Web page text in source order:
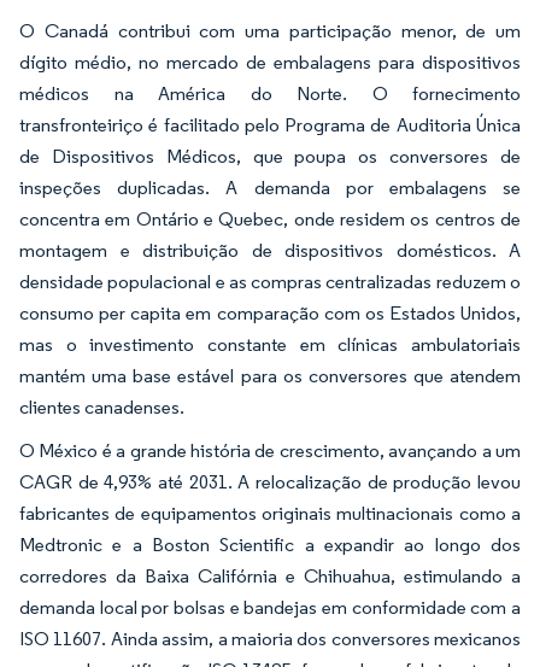
O Canadá contribui com uma participação menor, de um
dígito médio, no mercado de embalagens para dispositivos
médicos na América do Norte. O fornecimento
transfronteiriço é facilitado pelo Programa de Auditoria Única
de Dispositivos Médicos, que poupa os conversores de
inspeções duplicadas. A demanda por embalagens se
concentra em Ontário e Quebec, onde residem os centros de
montagem e distribuição de dispositivos domésticos. A
densidade populacional e as compras centralizadas reduzem o
consumo per capita em comparação com os Estados Unidos,
mas o investimento constante em clínicas ambulatoriais
mantém uma base estável para os conversores que atendem
clientes canadenses.
O México é a grande história de crescimento, avançando a um
CAGR de 4,93% até 2031. A relocalização de produção levou
fabricantes de equipamentos originais multinacionais como a
Medtronic e a Boston Scientific a expandir ao longo dos
corredores da Baixa Califórnia e Chihuahua, estimulando a
demanda local por bolsas e bandejas em conformidade com a
ISO 11607. Ainda assim, a maioria dos conversores mexicanos